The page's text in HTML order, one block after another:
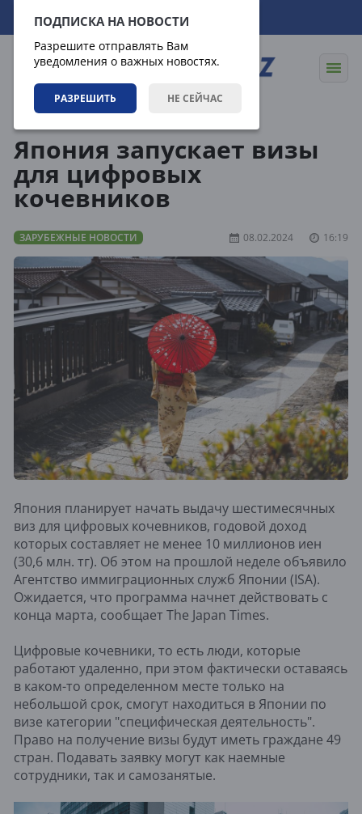
ПОДПИСКА НА НОВОСТИ
Разрешите отправлять Вам
уведомления о важных новостях.
РАЗРЕШИТЬ НЕ СЕЙЧАС
07.08.2026 23:12:59
Япония запускает визы
для цифровых
кочевников
ЗАРУБЕЖНЫЕ НОВОСТИ 08.02.2024 16:19
Япония планирует начать выдачу шестимесячных
виз для цифровых кочевников, годовой доход
которых составляет не менее 10 миллионов иен
(30,6 млн. тг). Об этом на прошлой неделе объявило
Агентство иммиграционных служб Японии (ISA).
Ожидается, что программа начнет действовать с
конца марта, сообщает The Japan Times.
Цифровые кочевники, то есть люди, которые
работают удаленно, при этом фактически оставаясь
в каком-то определенном месте только на
небольшой срок, смогут находиться в Японии по
визе категории "специфическая деятельность".
Право на получение визы будут иметь граждане 49
стран. Подавать заявку могут как наемные
сотрудники, так и самозанятые.